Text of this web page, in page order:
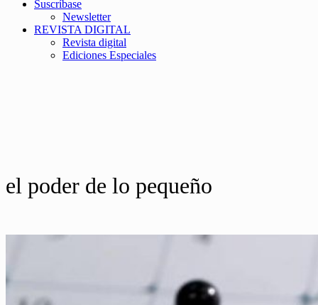
Suscríbase
Newsletter
REVISTA DIGITAL
Revista digital
Ediciones Especiales
el poder de lo pequeño